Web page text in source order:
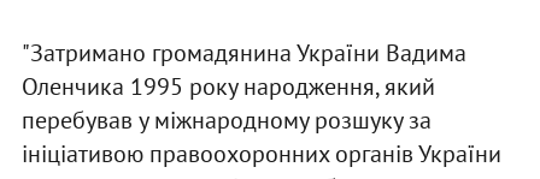
"Затримано громадянина України Вадима
Оленчика 1995 року народження, який
перебував у міжнародному розшуку за
ініціативою правоохоронних органів України